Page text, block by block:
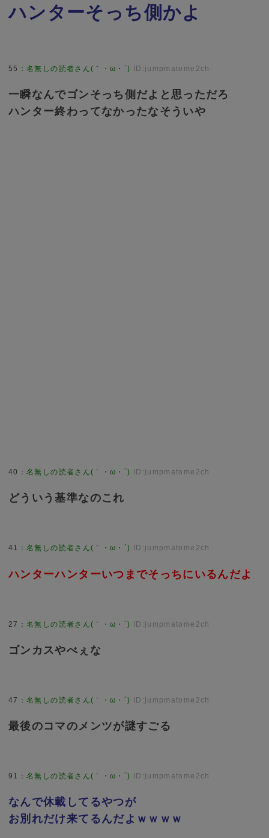
ハンターそっち側かよ
55 ：名無しの読者さん(｀・ω・´) ID:jumpmatome2ch
一瞬なんでゴンそっち側だよと思っただろ
ハンター終わってなかったなそういや
40 ：名無しの読者さん(｀・ω・´) ID:jumpmatome2ch
どういう基準なのこれ
41 ：名無しの読者さん(｀・ω・´) ID:jumpmatome2ch
ハンターハンターいつまでそっちにいるんだよ
27 ：名無しの読者さん(｀・ω・´) ID:jumpmatome2ch
ゴンカスやべぇな
47 ：名無しの読者さん(｀・ω・´) ID:jumpmatome2ch
最後のコマのメンツが謎すごる
91 ：名無しの読者さん(｀・ω・´) ID:jumpmatome2ch
なんで休載してるやつが
お別れだけ来てるんだよｗｗｗｗ